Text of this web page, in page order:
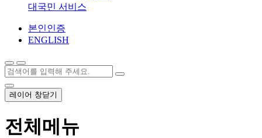
대국민 서비스
본인인증
ENGLISH
레이어 창닫기
전체메뉴